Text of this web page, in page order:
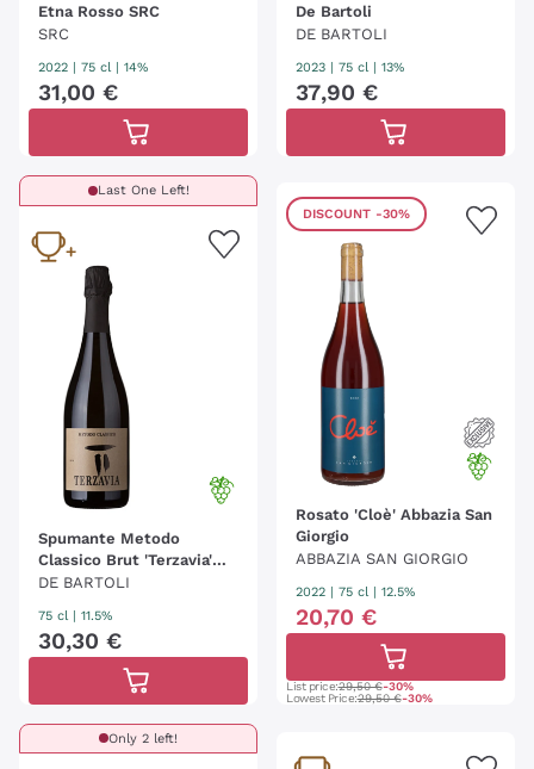
Etna Rosso SRC
SRC
2022 | 75 cl | 14%
31,00 €
De Bartoli
DE BARTOLI
2023 | 75 cl | 13%
37,90 €
Last One Left!
Spumante Metodo
Classico Brut 'Terzavia'
Marco De Bartoli
DE BARTOLI
75 cl | 11.5%
30,30 €
DISCOUNT -30%
Rosato 'Cloè' Abbazia San
Giorgio
ABBAZIA SAN GIORGIO
2022 | 75 cl | 12.5%
20,70 €
List price:29,50 €-30%
Lowest Price:29,50 €-30%
Only 2 left!